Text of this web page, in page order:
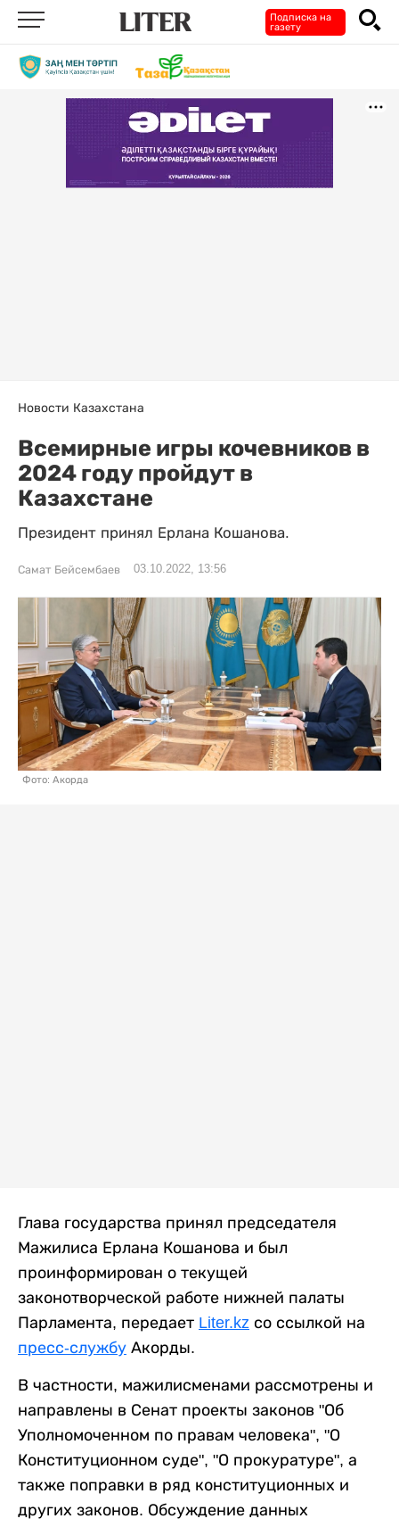
Подписка на
газету
Новости Казахстана
Всемирные игры кочевников в
2024 году пройдут в
Казахстане
Президент принял Ерлана Кошанова.
Самат Бейсембаев 03.10.2022, 13:56
Фото: Акорда
Глава государства принял председателя
Мажилиса Ерлана Кошанова и был
проинформирован о текущей
законотворческой работе нижней палаты
Парламента, передает Liter.kz со ссылкой на
пресс-службу Акорды.
В частности, мажилисменами рассмотрены и
направлены в Сенат проекты законов "Об
Уполномоченном по правам человека", "О
Конституционном суде", "О прокуратуре", а
также поправки в ряд конституционных и
других законов. Обсуждение данных